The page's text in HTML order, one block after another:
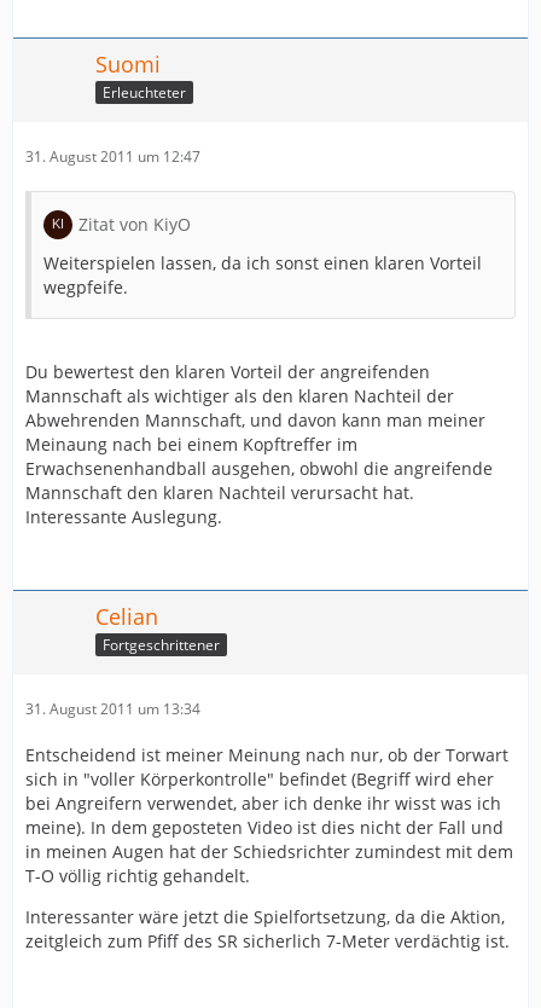
Suomi
Erleuchteter
31. August 2011 um 12:47
Zitat von KiyO
Weiterspielen lassen, da ich sonst einen klaren Vorteil
wegpfeife.
Du bewertest den klaren Vorteil der angreifenden
Mannschaft als wichtiger als den klaren Nachteil der
Abwehrenden Mannschaft, und davon kann man meiner
Meinaung nach bei einem Kopftreffer im
Erwachsenenhandball ausgehen, obwohl die angreifende
Mannschaft den klaren Nachteil verursacht hat.
Interessante Auslegung.
Celian
Fortgeschrittener
31. August 2011 um 13:34
Entscheidend ist meiner Meinung nach nur, ob der Torwart
sich in "voller Körperkontrolle" befindet (Begriff wird eher
bei Angreifern verwendet, aber ich denke ihr wisst was ich
meine). In dem geposteten Video ist dies nicht der Fall und
in meinen Augen hat der Schiedsrichter zumindest mit dem
T-O völlig richtig gehandelt.
Interessanter wäre jetzt die Spielfortsetzung, da die Aktion,
zeitgleich zum Pfiff des SR sicherlich 7-Meter verdächtig ist.